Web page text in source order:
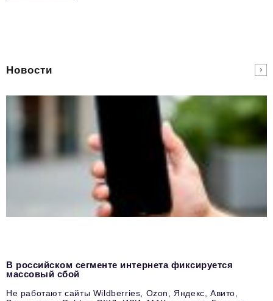
Новости
В российском сегменте интернета фиксируется
массовый сбой
Не работают сайты Wildberries, Ozon, Яндекс, Авито,